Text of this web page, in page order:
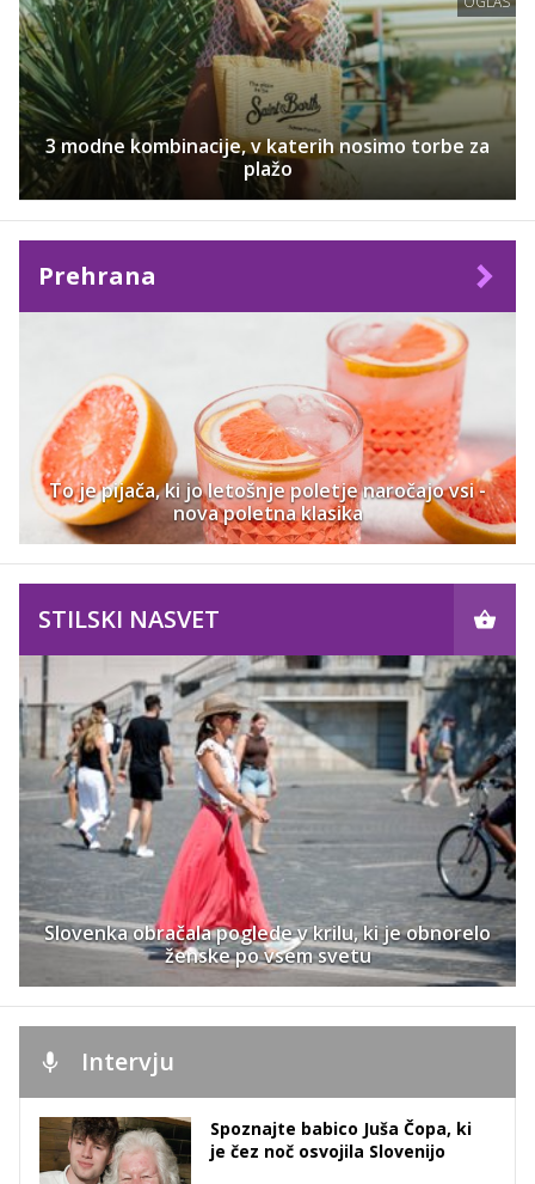
3 modne kombinacije, v katerih nosimo torbe za
plažo
Prehrana
To je pijača, ki jo letošnje poletje naročajo vsi -
nova poletna klasika
STILSKI NASVET
Slovenka obračala poglede v krilu, ki je obnorelo
ženske po vsem svetu
Intervju
Spoznajte babico Juša Čopa, ki
je čez noč osvojila Slovenijo